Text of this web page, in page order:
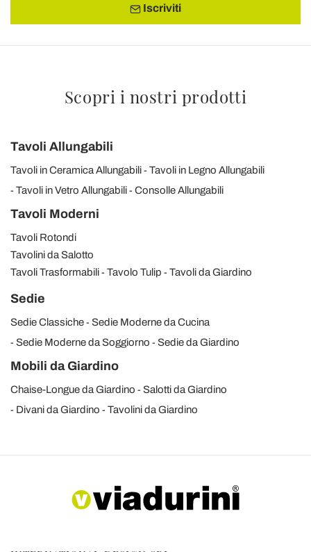
Iscriviti
Scopri i nostri prodotti
Tavoli Allungabili
Tavoli in Ceramica Allungabili
Tavoli in Legno Allungabili
Tavoli in Vetro Allungabili
Consolle Allungabili
Tavoli Moderni
Tavoli Rotondi
Tavolini da Salotto
Tavoli Trasformabili
Tavolo Tulip Tavoli da Giardino
Sedie
Sedie Classiche
Sedie Moderne da Cucina
Sedie Moderne da Soggiorno
Sedie da Giardino
Mobili da Giardino
Chaise-Longue da Giardino
Salotti da Giardino
Divani da Giardino
Tavolini da Giardino